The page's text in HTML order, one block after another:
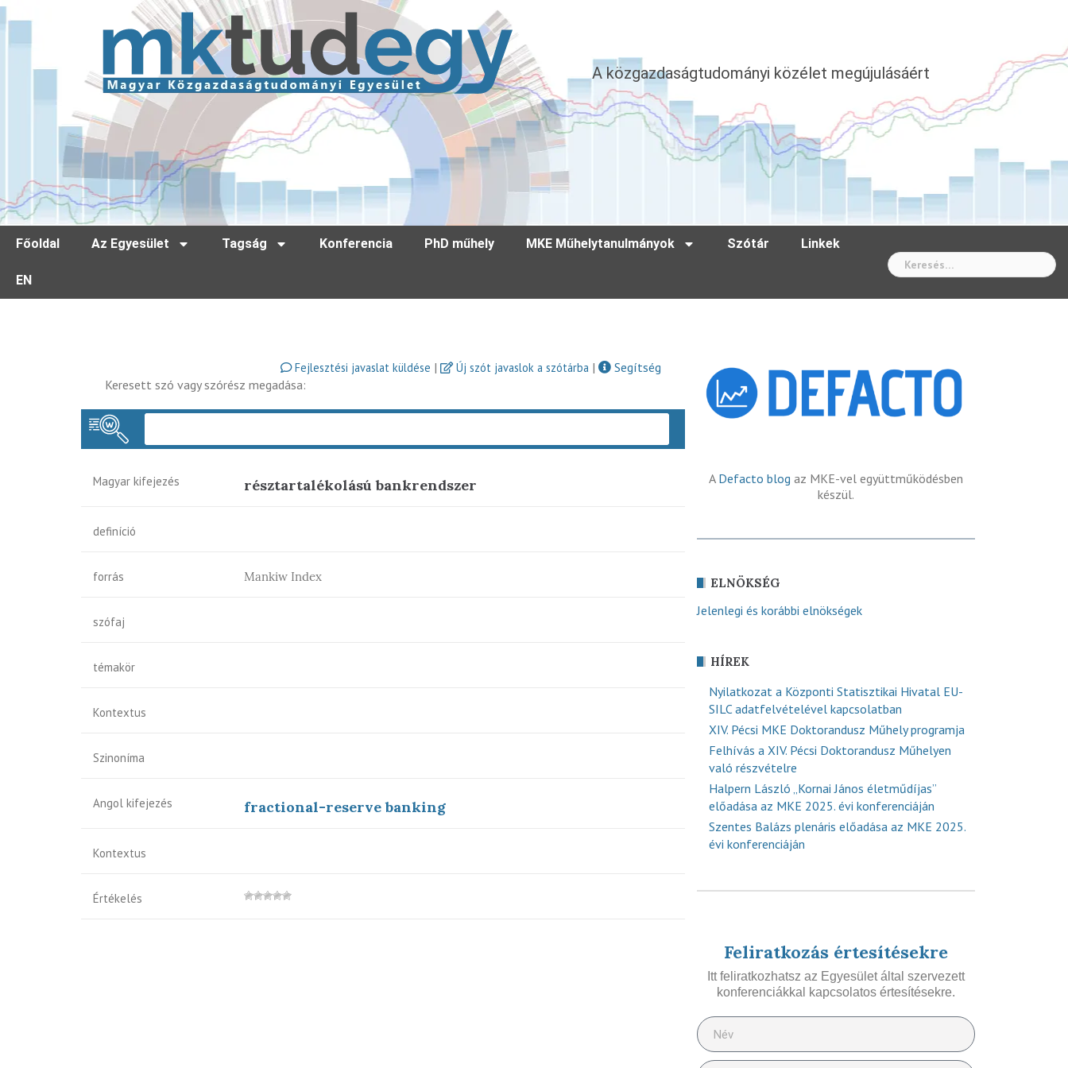
A közgazdaságtudományi közélet megújulásáért
Főoldal Az Egyesület Tagság Konferencia PhD műhely MKE Műhelytanulmányok Szótár Linkek
EN
Fejlesztési javaslat küldése | Új szót javaslok a szótárba |
Segítség
Keresett szó vagy szórész megadása:
Magyar kifejezés résztartalékolású bankrendszer
definíció
forrás Mankiw Index
szófaj
témakör
Kontextus
Szinoníma
Angol kifejezés fractional-reserve banking
Kontextus
Értékelés
A Defacto blog az MKE-vel együttműködésben
készül.
ELNÖKSÉG
Jelenlegi és korábbi elnökségek
HÍREK
Nyilatkozat a Központi Statisztikai Hivatal EU-
SILC adatfelvételével kapcsolatban
XIV. Pécsi MKE Doktorandusz Műhely programja
Felhívás a XIV. Pécsi Doktorandusz Műhelyen
való részvételre
Halpern László „Kornai János életműdíjas”
előadása az MKE 2025. évi konferenciáján
Szentes Balázs plenáris előadása az MKE 2025.
évi konferenciáján
Feliratkozás értesítésekre
Itt feliratkozhatsz az Egyesület által szervezett
konferenciákkal kapcsolatos értesítésekre.